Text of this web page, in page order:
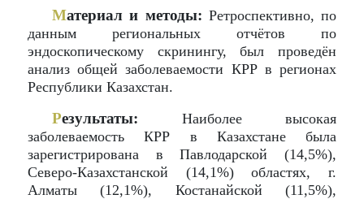
Материал и методы: Ретроспективно, по
данным региональных отчётов по
эндоскопическому скринингу, был проведён
анализ общей заболеваемости КРР в регионах
Республики Казахстан.
Результаты: Наиболее высокая
заболеваемость КРР в Казахстане была
зарегистрирована в Павлодарской (14,5%),
Северо-Казахстанской (14,1%) областях, г.
Алматы (12,1%), Костанайской (11,5%),